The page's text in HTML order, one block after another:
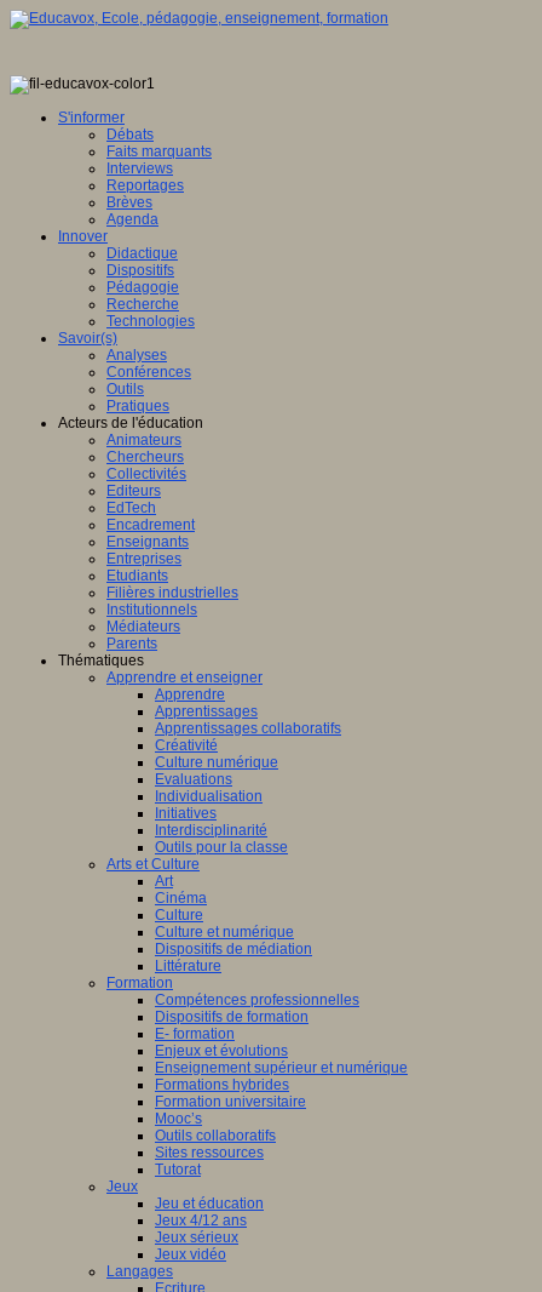
S'informer
Débats
Faits marquants
Interviews
Reportages
Brèves
Agenda
Innover
Didactique
Dispositifs
Pédagogie
Recherche
Technologies
Savoir(s)
Analyses
Conférences
Outils
Pratiques
Acteurs de l'éducation
Animateurs
Chercheurs
Collectivités
Editeurs
EdTech
Encadrement
Enseignants
Entreprises
Etudiants
Filières industrielles
Institutionnels
Médiateurs
Parents
Thématiques
Apprendre et enseigner
Apprendre
Apprentissages
Apprentissages collaboratifs
Créativité
Culture numérique
Evaluations
Individualisation
Initiatives
Interdisciplinarité
Outils pour la classe
Arts et Culture
Art
Cinéma
Culture
Culture et numérique
Dispositifs de médiation
Littérature
Formation
Compétences professionnelles
Dispositifs de formation
E- formation
Enjeux et évolutions
Enseignement supérieur et numérique
Formations hybrides
Formation universitaire
Mooc’s
Outils collaboratifs
Sites ressources
Tutorat
Jeux
Jeu et éducation
Jeux 4/12 ans
Jeux sérieux
Jeux vidéo
Langages
Ecriture